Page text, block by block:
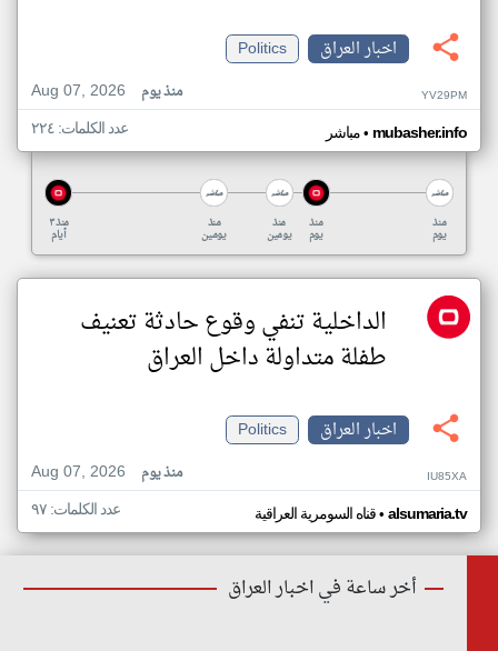
اخبار العراق
Politics
Aug 07, 2026
منذ يوم YV29PM
مباشر• mubasher.info عدد الكلمات: ٢٢٤
منذ ٣
أيام
منذ
يومين
منذ
يومين
منذ
يوم
منذ
يوم
الداخلية تنفي وقوع حادثة تعنيف
طفلة متداولة داخل العراق
اخبار العراق
Politics
Aug 07, 2026
منذ يوم IU85XA
قناه السومرية العراقية• alsumaria.tv عدد الكلمات: ٩٧
أخر ساعة في اخبار العراق